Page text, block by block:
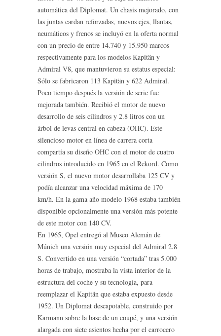
automática del Diplomat. Un chasis mejorado, con
las juntas cardan reforzadas, nuevos ejes, llantas,
neumáticos y frenos se incluyó en la oferta normal
con un precio de entre 14.740 y 15.950 marcos
respectivamente para los modelos Kapitän y
Admiral V8, que mantuvieron su estatus especial:
Sólo se fabricaron 113 Kapitän y 622 Admiral.
Poco tiempo después la versión de serie fue
mejorada también. Recibió el motor de nuevo
desarrollo de seis cilindros y 2.8 litros con un
árbol de levas central en cabeza (OHC). Este
silencioso motor en línea de carrera corta
compartía su diseño OHC con el motor de cuatro
cilindros introducido en 1965 en el Rekord. Como
versión S, el nuevo motor desarrollaba 125 CV y
podía alcanzar una velocidad máxima de 170
km/h. En la gama año modelo 1968 estaba también
disponible opcionalmente una versión más potente
de este motor con 140 CV.
En 1965, Opel entregó al Museo Alemán de
Múnich una versión muy especial del Admiral 2.8
S. Convertido en una versión “cortada” tras 5.000
horas de trabajo, mostraba la vista interior de la
estructura del coche y su tecnología, para
reemplazar el Kapitän que estaba expuesto desde
1952. Un Diplomat descapotable, construido por
Karmann sobre la base de un coupé, y una versión
alargada con siete asientos hecha por el carrocero